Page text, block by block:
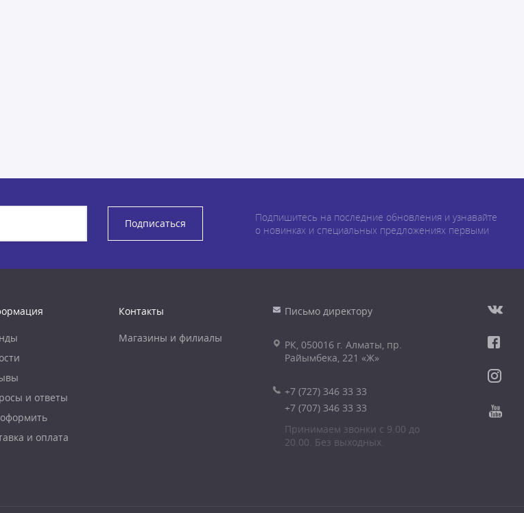
Подписаться
Подпишитесь на последние обновления и узнавайте
о новинках и специальных предложениях первыми
и ответы
и оплата
Контакты
Магазины и филиалы
Письмо директору
РК, 050016 г. Алматы, пр.
Райымбека, 221 «Ж»
+7 (727) 346 33 33
+7 (707) 346 33 33
Принимаем звонки с 9.00 до
20.00. Без выходных.